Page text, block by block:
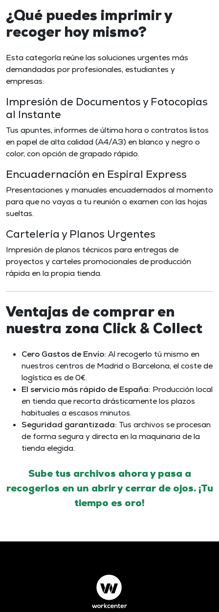
¿Qué puedes imprimir y
recoger hoy mismo?
Esta categoría reúne las soluciones urgentes más
demandadas por profesionales, estudiantes y
empresas:
Impresión de Documentos y Fotocopias
al Instante
Tus apuntes, informes de última hora o contratos listos
en papel de alta calidad (A4/A3) en blanco y negro o
color, con opción de grapado rápido.
Encuadernación en Espiral Express
Presentaciones y manuales encuadernados al momento
para que no vayas a tu reunión o examen con las hojas
sueltas.
Cartelería y Planos Urgentes
Impresión de planos técnicos para entregas de
proyectos y carteles promocionales de producción
rápida en la propia tienda.
Ventajas de comprar en
nuestra zona Click & Collect
Cero Gastos de Envío: Al recogerlo tú mismo en
nuestros centros de Madrid o Barcelona, el coste de
logística es de 0€.
El servicio más rápido de España: Producción local
en tienda que recorta drásticamente los plazos
habituales a escasos minutos.
Seguridad garantizada: Tus archivos se procesan
de forma segura y directa en la maquinaria de la
tienda elegida.
Sube tus archivos ahora y pasa a
recogerlos en un abrir y cerrar de ojos. ¡Tu
tiempo es oro!